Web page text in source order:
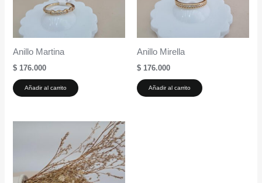
Anillo Martina
$ 176.000
Añadir al carrito
Anillo Mirella
$ 176.000
Añadir al carrito